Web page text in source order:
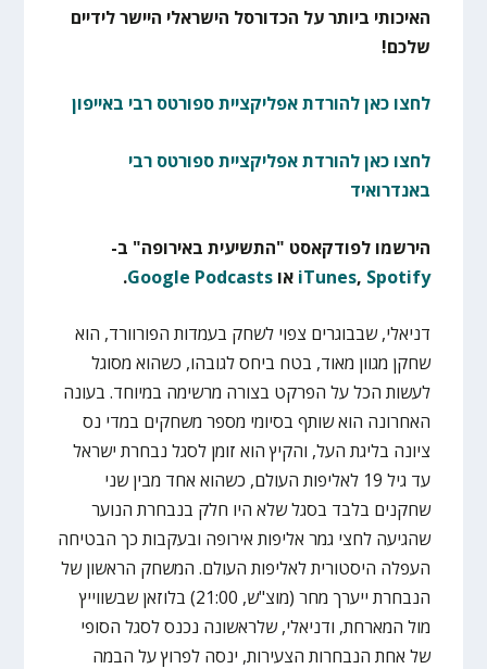
האיכותי ביותר על הכדורסל הישראלי היישר לידיים
שלכם!
לחצו כאן להורדת אפליקציית ספורטס רבי באייפון
לחצו כאן להורדת אפליקציית ספורטס רבי
באנדרואיד
הירשמו לפודקאסט "התשיעית באירופה" ב-
iTunes, Spotify אוGoogle Podcasts
.
דניאלי, שבבוגרים צפוי לשחק בעמדות הפורוורד, הוא
שחקן מגוון מאוד, בטח ביחס לגובהו, כשהוא מסוגל
לעשות הכל על הפרקט בצורה מרשימה במיוחד. בעונה
האחרונה הוא שותף בסיומי מספר משחקים במדי נס
ציונה בליגת העל, והקיץ הוא זומן לסגל נבחרת ישראל
עד גיל 19 לאליפות העולם, כשהוא אחד מבין שני
שחקנים בלבד בסגל שלא היו חלק בנבחרת הנוער
שהגיעה לחצי גמר אליפות אירופה ובעקבות כך הבטיחה
העפלה היסטורית לאליפות העולם. המשחק הראשון של
הנבחרת ייערך מחר (מוצ"ש, 21:00) בלוזאן שבשווייץ
מול המארחת, ודניאלי, שלראשונה נכנס לסגל הסופי
של אחת הנבחרות הצעירות, ינסה לפרוץ על הבמה